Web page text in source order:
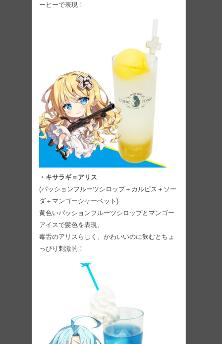
ーヒーで表現！
・キサラギ＝アリス
(パッションフルーツシロップ＋カルピス＋ソー
ダ＋マンゴーシャーベット)
黄色いパッションフルーツシロップとマンゴー
アイスで髪色を表現。
毒舌のアリスらしく、かわいいのに飲むとちょ
っぴり刺激的！